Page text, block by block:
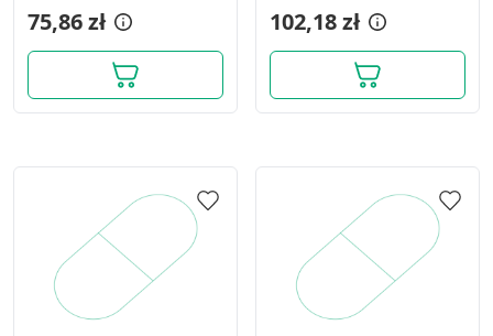
ustnej, 28 szt.
75,86 zł 102,18 zł